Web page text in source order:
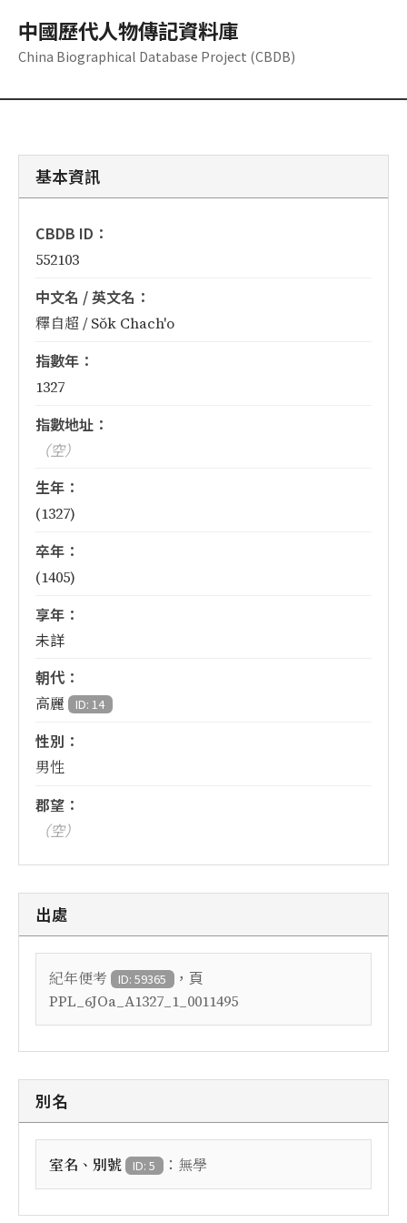
中國歷代人物傳記資料庫
China Biographical Database Project (CBDB)
基本資訊
CBDB ID：
552103
中文名 / 英文名：
釋自超 / Sŏk Chach'o
指數年：
1327
指數地址：
（空）
生年：
(1327)
卒年：
(1405)
享年：
未詳
朝代：
高麗 ID: 14
性別：
男性
郡望：
（空）
出處
紀年便考 ID: 59365 ，頁
PPL_6JOa_A1327_1_0011495
別名
室名、別號 ID: 5 ： 無學